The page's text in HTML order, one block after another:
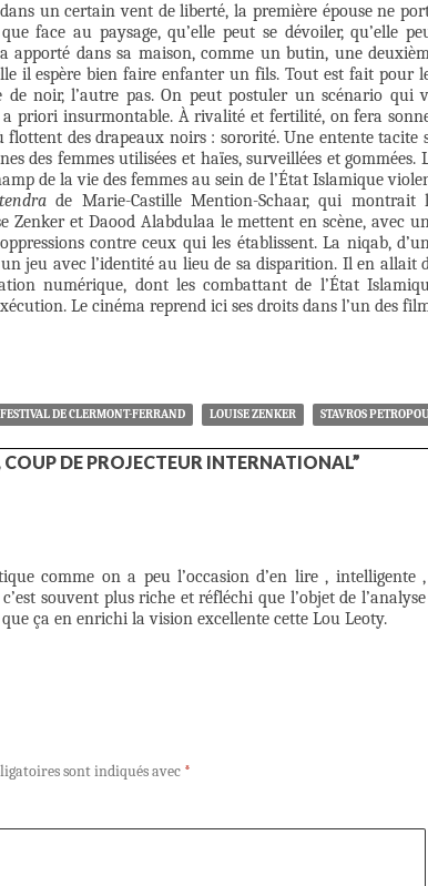
un certain vent de liberté, la première épouse ne
face au paysage, qu’elle peut se dévoiler, qu’elle
apporté dans sa maison, comme un butin, une
il espère bien faire enfanter un fils. Tout est fait pour
de noir, l’autre pas. On peut postuler un scénario qui
priori insurmontable. À rivalité et fertilité, on fera
des drapeaux noirs : sororité. Une entente tacite
des femmes utilisées et haïes, surveillées et gommées.
de la vie des femmes au sein de l’État Islamique
de Marie-Castille Mention-Schaar, qui montrait
et Daood Alabdulaa le mettent en scène, avec
contre ceux qui les établissent. La niqab,
jeu avec l’identité au lieu de sa disparition. Il en allait
numérique, dont les combattant de l’État
Le cinéma reprend ici ses droits dans l’un des
FESTIVAL DE CLERMONT-FERRAND LOUISE ZENKER STAVROS
DE PROJECTEUR INTERNATIONAL”
comme on a peu l’occasion d’en lire , intelligente ,
souvent plus riche et réfléchi que l’objet de l’analyse
ça en enrichi la vision excellente cette Lou Leoty.
sont indiqués avec *